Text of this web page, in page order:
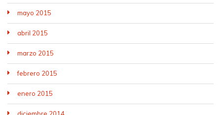
mayo 2015
abril 2015
marzo 2015
febrero 2015
enero 2015